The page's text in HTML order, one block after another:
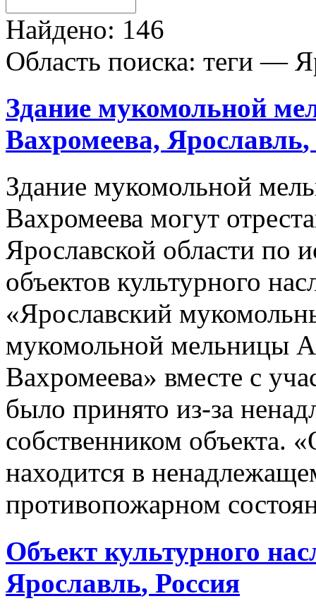
Найдено: 146
Область поиска: теги —
Здание мукомольной
Вахромеева, Ярославль,
Здание мукомольной
Вахромеева могут
Ярославской области по
объектов культурного
«Ярославский
мукомольной мельницы
Вахромеева» вместе с
было принято из-за
собственником объекта.
находится в
противопожарном
Объект культурного
Ярославль, Россия